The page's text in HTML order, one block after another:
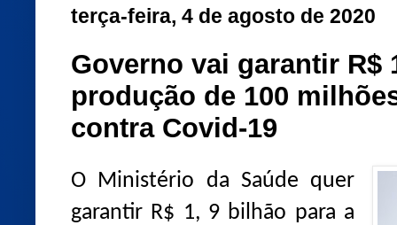
terça-feira, 4 de agosto de 2020
Governo vai garantir R$
produção de 100
contra Covid-19
O Ministério da Saúde quer
garantir R$ 1, 9 bilhão para a